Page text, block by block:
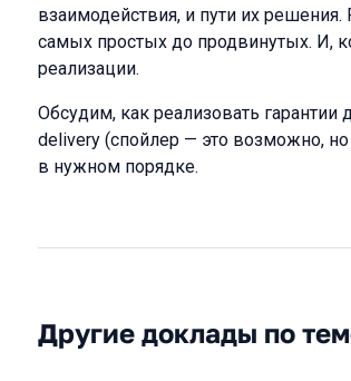
взаимодействия, и пути их
самых простых до продвинутых. И,
реализации.
Обсудим, как реализовать
delivery (спойлер — это возможно,
в нужном порядке.
Другие доклады по